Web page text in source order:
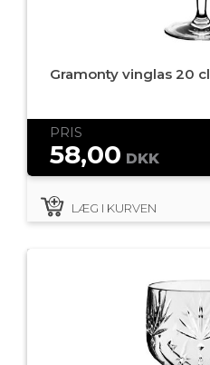
Gramonty vinglas 20 cl
PRIS
58,00 DKK
LÆG I KURVEN